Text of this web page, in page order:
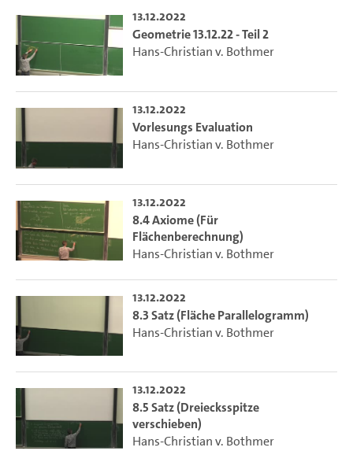
13.12.2022
Geometrie 13.12.22 - Teil 2
Hans-Christian v. Bothmer
13.12.2022
Vorlesungs Evaluation
Hans-Christian v. Bothmer
13.12.2022
8.4 Axiome (Für
Flächenberechnung)
Hans-Christian v. Bothmer
13.12.2022
8.3 Satz (Fläche Parallelogramm)
Hans-Christian v. Bothmer
13.12.2022
8.5 Satz (Dreiecksspitze
verschieben)
Hans-Christian v. Bothmer